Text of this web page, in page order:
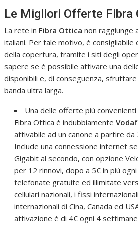
Le Migliori Offerte Fibra
La rete in Fibra Ottica non raggiunge
italiani. Per tale motivo, è
della copertura, tramite i siti degli
sapere se è possibile attivare una
disponibili e, di conseguenza,
banda ultra larga.
Una delle offerte più
Fibra Ottica è indubbiamente
attivabile ad un canone a partire
Include una connessione internet
Gigabit al secondo, con opzione
per 12 rinnovi, dopo a 5€ in più
telefonate gratuite ed illimitate
cellulari nazionali, i fissi
internazionali di Cina, Canada ed
attivazione è di 4€ ogni 4